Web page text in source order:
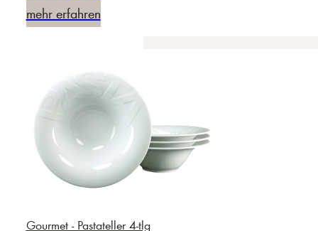
mehr erfahren
Gourmet - Pastateller 4-tlg